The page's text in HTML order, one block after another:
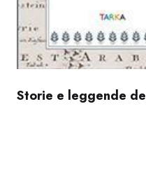
Storie e leggende